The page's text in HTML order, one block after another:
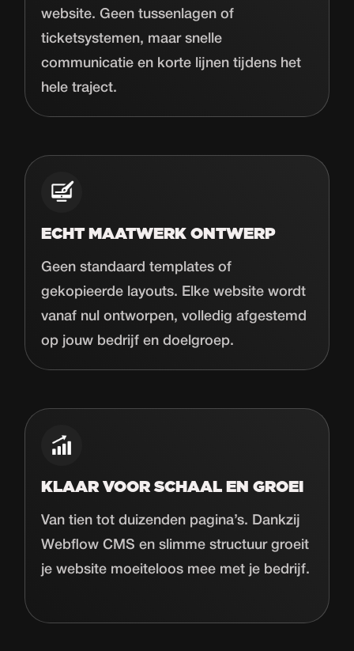
website. Geen tussenlagen of
ticketsystemen, maar snelle
communicatie en korte lijnen tijdens het
hele traject.
ECHT MAATWERK ONTWERP
Geen standaard templates of
gekopieerde layouts. Elke website wordt
vanaf nul ontworpen, volledig afgestemd
op jouw bedrijf en doelgroep.
KLAAR VOOR SCHAAL EN GROEI
Van tien tot duizenden pagina’s. Dankzij
Webflow CMS en slimme structuur groeit
je website moeiteloos mee met je bedrijf.